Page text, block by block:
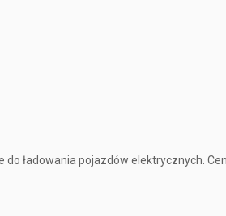
ładowania pojazdów elektrycznych.